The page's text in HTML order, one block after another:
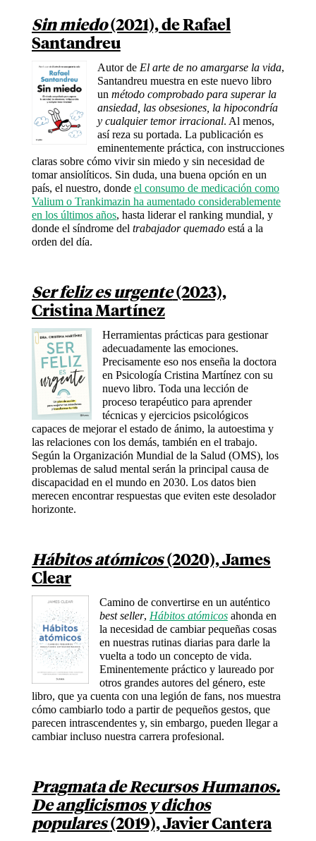
Sin miedo(2021), de Rafael
Santandreu
Autor de El arte de no amargarse la vida,
Santandreu muestra en este nuevo libro
un método comprobado para superar la
ansiedad, las obsesiones, la hipocondría
y cualquier temor irracional. Al menos,
así reza su portada. La publicación es
eminentemente práctica, con instrucciones
claras sobre cómo vivir sin miedo y sin necesidad de
tomar ansiolíticos. Sin duda, una buena opción en un
país, el nuestro, donde el consumo de medicación como
Valium o Trankimazin ha aumentado considerablemente
en los últimos años, hasta liderar el ranking mundial, y
donde el síndrome del trabajador quemado está a la
orden del día.
Ser feliz es urgente(2023),
Cristina Martínez
Herramientas prácticas para gestionar
adecuadamente las emociones.
Precisamente eso nos enseña la doctora
en Psicología Cristina Martínez con su
nuevo libro. Toda una lección de
proceso terapéutico para aprender
técnicas y ejercicios psicológicos
capaces de mejorar el estado de ánimo, la autoestima y
las relaciones con los demás, también en el trabajo.
Según la Organización Mundial de la Salud (OMS), los
problemas de salud mental serán la principal causa de
discapacidad en el mundo en 2030. Los datos bien
merecen encontrar respuestas que eviten este desolador
horizonte.
Hábitos atómicos(2020), James
Clear
Camino de convertirse en un auténtico
best seller, Hábitos atómicosahonda en
la necesidad de cambiar pequeñas cosas
en nuestras rutinas diarias para darle la
vuelta a todo un concepto de vida.
Eminentemente práctico y laureado por
otros grandes autores del género, este
libro, que ya cuenta con una legión de fans, nos muestra
cómo cambiarlo todo a partir de pequeños gestos, que
parecen intrascendentes y, sin embargo, pueden llegar a
cambiar incluso nuestra carrera profesional.
Pragmata de Recursos Humanos.
De anglicismos y dichos
populares(2019), Javier Cantera